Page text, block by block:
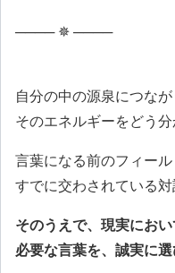
──── ✵ ────
自分の中の源泉につなが
そのエネルギーをどう分
言葉になる前のフィー
すでに交わされている対
そのうえで、現実におい
必要な言葉を、誠実に